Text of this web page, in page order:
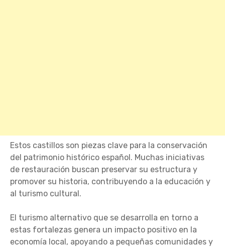
Estos castillos son piezas clave para la conservación
del patrimonio histórico español. Muchas iniciativas
de restauración buscan preservar su estructura y
promover su historia, contribuyendo a la educación y
al turismo cultural.
El turismo alternativo que se desarrolla en torno a
estas fortalezas genera un impacto positivo en la
economía local, apoyando a pequeñas comunidades y